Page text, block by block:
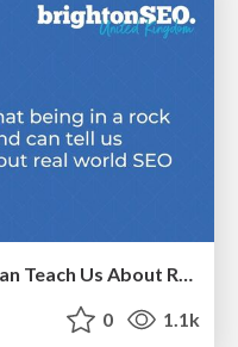
What Being in a Rock Band Can Teach Us About Real World SEO
0 1.1k